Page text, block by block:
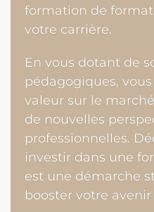
formation de
votre carrière.
En vous dotant de
pédagogiques,
valeur sur le
de nouvelles
professionnelles.
investir dans une
est une démarche
booster votre